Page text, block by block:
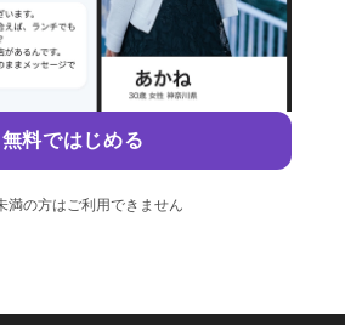
無料ではじめる
満の方はご利用できません